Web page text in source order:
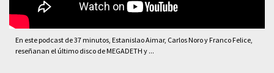
En este podcast de 37 minutos, Estanislao Aimar, Carlos Noro y Franco Felice,
reseñanan el último disco de MEGADETH y ...